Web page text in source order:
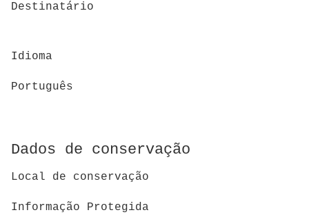
Destinatário
Idioma
Português
Dados de conservação
Local de conservação
Informação Protegida